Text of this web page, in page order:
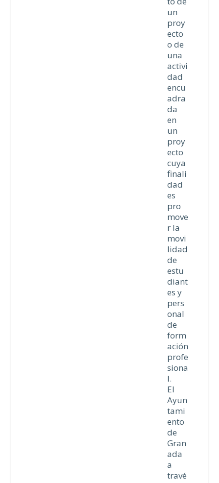
un
proy
ecto
o de
una
activi
dad
encu
adra
da
en
un
proy
ecto
cuya
finali
dad
es
pro
move
r la
movi
lidad
de
estu
diant
es y
pers
onal
de
form
ación
profe
siona
l.
El
Ayun
tami
ento
de
Gran
ada
a
travé